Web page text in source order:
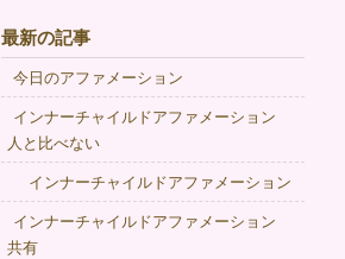
最新の記事
今日のアファメーション
インナーチャイルドアファメーション
人と比べない
インナーチャイルドアファメーション
インナーチャイルドアファメーション
共有